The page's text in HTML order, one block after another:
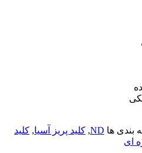
بندی ها ND
, کلید پریز آسیا, کلید
ای